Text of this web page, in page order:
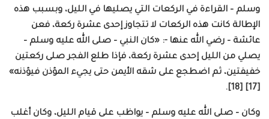
وسلم – القراءة في الركعات التي يصليها في الليل، وبسبب هذه
الإطالة كانت هذه الركعات لا تتجاوز إحدى عشرة ركعة، فعن
عائشة – رضي الله عنها -: «كان النبي – صلى الله عليه وسلم –
يصلي من الليل إحدى عشرة ركعة، فإذا طلع الفجر صلى ركعتين
خفيفتين، ثم اضطجع على شقه الأيمن حتى يجيء المؤذن فيؤذنه»
[17] [18].
وكان – صلى الله عليه وسلم – يواظب على قيام الليل، وكان أغلب